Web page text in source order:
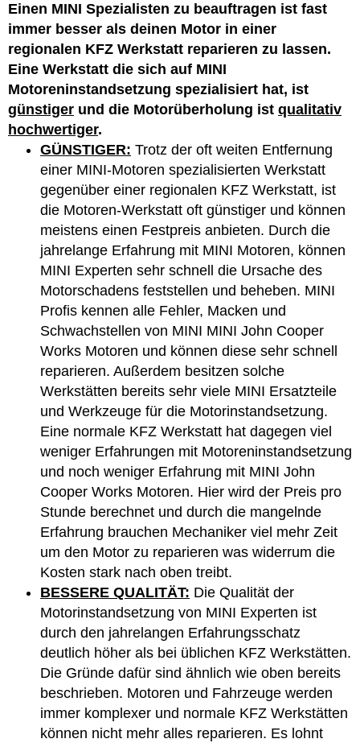
Einen MINI Spezialisten zu beauftragen ist fast
immer besser als deinen Motor in einer
regionalen KFZ Werkstatt reparieren zu lassen.
Eine Werkstatt die sich auf MINI
Motoreninstandsetzung spezialisiert hat, ist
günstiger und die Motorüberholung ist qualitativ
hochwertiger.
GÜNSTIGER: Trotz der oft weiten Entfernung
einer MINI-Motoren spezialisierten Werkstatt
gegenüber einer regionalen KFZ Werkstatt, ist
die Motoren-Werkstatt oft günstiger und können
meistens einen Festpreis anbieten. Durch die
jahrelange Erfahrung mit MINI Motoren, können
MINI Experten sehr schnell die Ursache des
Motorschadens feststellen und beheben. MINI
Profis kennen alle Fehler, Macken und
Schwachstellen von MINI MINI John Cooper
Works Motoren und können diese sehr schnell
reparieren. Außerdem besitzen solche
Werkstätten bereits sehr viele MINI Ersatzteile
und Werkzeuge für die Motorinstandsetzung.
Eine normale KFZ Werkstatt hat dagegen viel
weniger Erfahrungen mit Motoreninstandsetzung
und noch weniger Erfahrung mit MINI John
Cooper Works Motoren. Hier wird der Preis pro
Stunde berechnet und durch die mangelnde
Erfahrung brauchen Mechaniker viel mehr Zeit
um den Motor zu reparieren was widerrum die
Kosten stark nach oben treibt.
BESSERE QUALITÄT: Die Qualität der
Motorinstandsetzung von MINI Experten ist
durch den jahrelangen Erfahrungsschatz
deutlich höher als bei üblichen KFZ Werkstätten.
Die Gründe dafür sind ähnlich wie oben bereits
beschrieben. Motoren und Fahrzeuge werden
immer komplexer und normale KFZ Werkstätten
können nicht mehr alles reparieren. Es lohnt